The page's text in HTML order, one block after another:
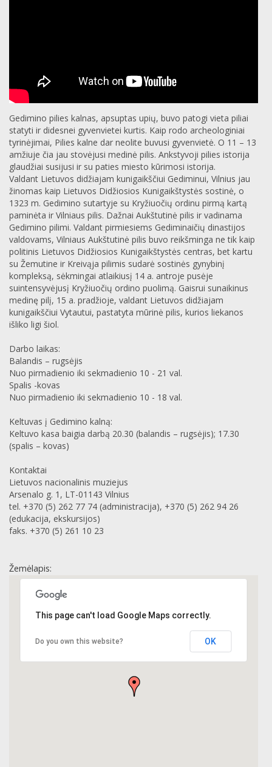
Gedimino pilies kalnas, apsuptas upių, buvo patogi vieta piliai
statyti ir didesnei gyvenvietei kurtis. Kaip rodo archeologiniai
tyrinėjimai, Pilies kalne dar neolite buvusi gyvenvietė. O 11 – 13
amžiuje čia jau stovėjusi medinė pilis. Ankstyvoji pilies istorija
glaudžiai susijusi ir su paties miesto kūrimosi istorija.
Valdant Lietuvos didžiajam kunigaikščiui Gediminui, Vilnius jau
žinomas kaip Lietuvos Didžiosios Kunigaikštystės sostinė, o
1323 m. Gedimino sutartyje su Kryžiuočių ordinu pirmą kartą
paminėta ir Vilniaus pilis. Dažnai Aukštutinė pilis ir vadinama
Gedimino pilimi. Valdant pirmiesiems Gediminaičių dinastijos
valdovams, Vilniaus Aukštutinė pilis buvo reikšminga ne tik kaip
politinis Lietuvos Didžiosios Kunigaikštystės centras, bet kartu
su Žemutine ir Kreivąja pilimis sudarė sostinės gynybinį
kompleksą, sėkmingai atlaikiusį 14 a. antroje pusėje
suintensyvėjusį Kryžiuočių ordino puolimą. Gaisrui sunaikinus
medinę pilį, 15 a. pradžioje, valdant Lietuvos didžiajam
kunigaikščiui Vytautui, pastatyta mūrinė pilis, kurios liekanos
išliko ligi šiol.
Darbo laikas:
Balandis – rugsėjis
Nuo pirmadienio iki sekmadienio 10 - 21 val.
Spalis -kovas
Nuo pirmadienio iki sekmadienio 10 - 18 val.
Keltuvas į Gedimino kalną:
Keltuvo kasa baigia darbą 20.30 (balandis – rugsėjis); 17.30
(spalis – kovas)
Kontaktai
Lietuvos nacionalinis muziejus
Arsenalo g. 1, LT-01143 Vilnius
tel. +370 (5) 262 77 74 (administracija), +370 (5) 262 94 26
(edukacija, ekskursijos)
faks. +370 (5) 261 10 23
Žemėlapis:
This page can't load Google Maps correctly.
Do you own this website? OK